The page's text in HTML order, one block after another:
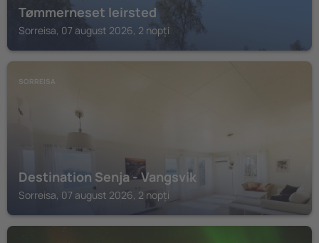
Tømmerneset leirsted
Sorreisa, 07 august 2026, 2 nopți
SORREISA
Destination Senja - Vangsvik
Sorreisa, 07 august 2026, 2 nopți